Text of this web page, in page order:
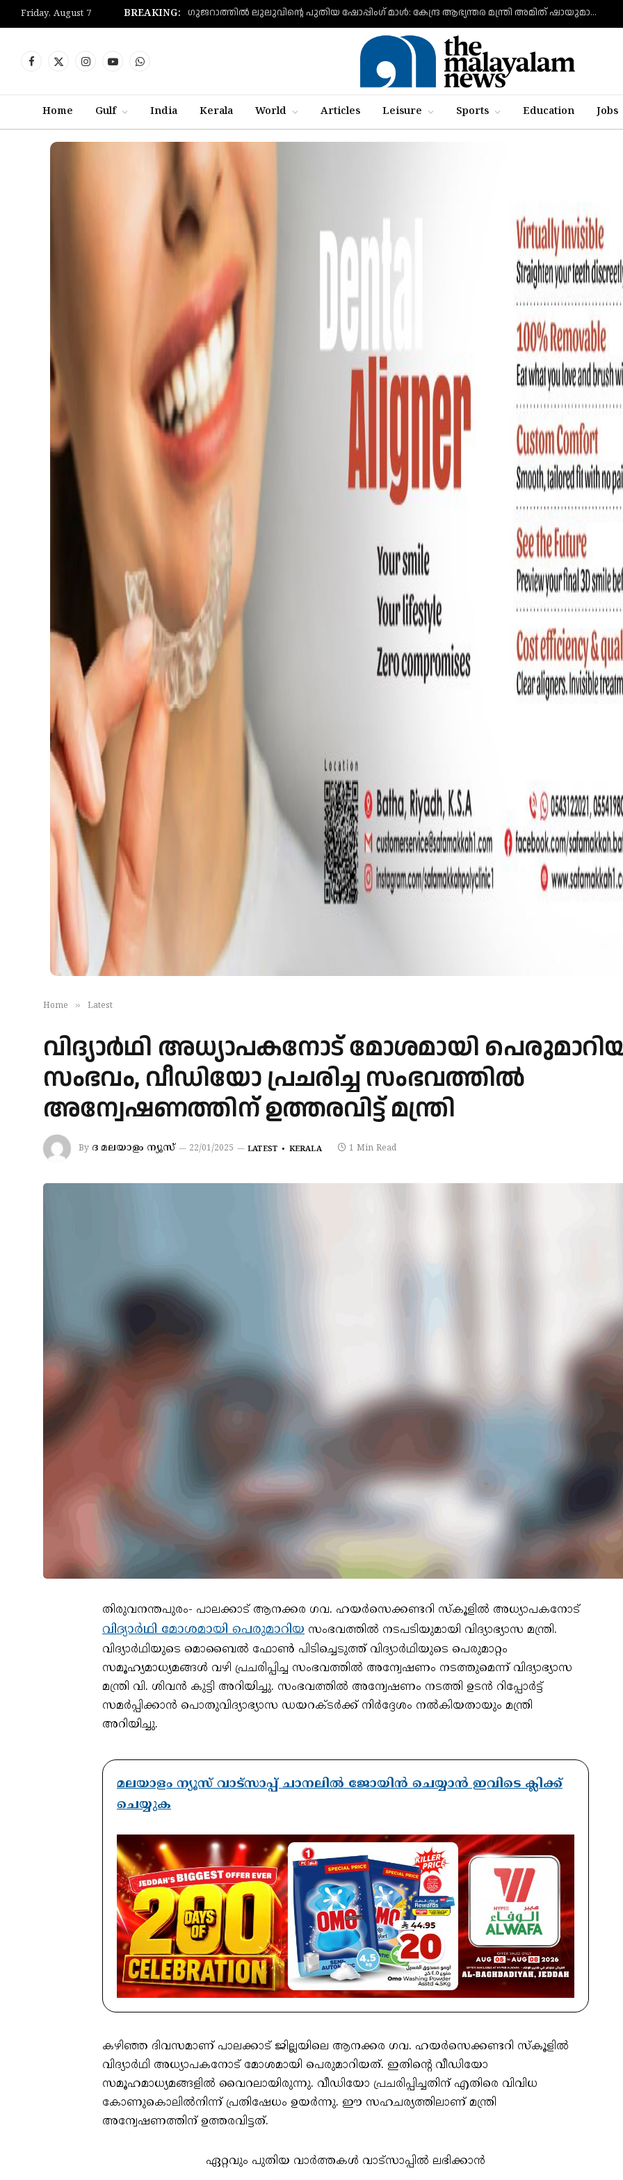
Friday, August 7 BREAKING: ഗുജറാത്തിൽ ലുലുവിന്റെ പുതിയ ഷോപ്പിംഗ് മാൾ: കേന്ദ്ര ആഭ്യന്തര മന്ത്രി അമിത് ഷായുമായി കൂടിക്കാഴ്ച നടത്തി എം.എ യൂസഫലി
Facebook
X
InstagramYouTubeWhatsApp
Home Gulf India Kerala World Articles Leisure Sports Education Jobs
Home » Latest
വിദ്യാർഥി അധ്യാപകനോട് മോശമായി
സംഭവം, വീഡിയോ പ്രചരിച്ച സംഭവത്തിൽ
അന്വേഷണത്തിന് ഉത്തരവിട്ട് മന്ത്രി
By ദ മലയാളം ന്യൂസ് 22/01/2025 LATEST KERALA 1 Min Read
തിരുവനന്തപുരം- പാലക്കാട് ആനക്കര ഗവ. ഹയർസെക്കണ്ടറി സ്കൂളിൽ അധ്യാപകനോട്
വിദ്യാർഥി മോശമായി പെരുമാറിയ സംഭവത്തിൽ നടപടിയുമായി വിദ്യാഭ്യാസ മന്ത്രി.
വിദ്യാർഥിയുടെ മൊബൈൽ ഫോൺ പിടിച്ചെടുത്ത് വിദ്യാർഥിയുടെ പെരുമാറ്റം
സമൂഹ്യമാധ്യമങ്ങൾ വഴി പ്രചരിപ്പിച്ച സംഭവത്തിൽ അന്വേഷണം നടത്തുമെന്ന് വിദ്യാഭ്യാസ
മന്ത്രി വി. ശിവൻ കുട്ടി അറിയിച്ചു. സംഭവത്തിൽ അന്വേഷണം നടത്തി ഉടൻ റിപ്പോർട്ട്
സമർപ്പിക്കാൻ പൊതുവിദ്യാഭ്യാസ ഡയറക്ടർക്ക് നിർദ്ദേശം നൽകിയതായും മന്ത്രി
അറിയിച്ചു.
മലയാളം ന്യൂസ് വാട്സാപ്പ് ചാനലിൽ ജോയിൻ ചെയ്യാൻ ഇവിടെ ക്ലിക്ക്
ചെയ്യുക
കഴിഞ്ഞ ദിവസമാണ് പാലക്കാട് ജില്ലയിലെ ആനക്കര ഗവ. ഹയർസെക്കണ്ടറി സ്കൂളിൽ
വിദ്യാർഥി അധ്യാപകനോട് മോശമായി പെരുമാറിയത്. ഇതിന്റെ വീഡിയോ
സമൂഹമാധ്യമങ്ങളിൽ വൈറലായിരുന്നു. വീഡിയോ പ്രചരിപ്പിച്ചതിന് എതിരെ വിവിധ
കോണുകൊലിൽനിന്ന് പ്രതിഷേധം ഉയർന്നു. ഈ സഹചര്യത്തിലാണ് മന്ത്രി
അന്വേഷണത്തിന് ഉത്തരവിട്ടത്.
ഏറ്റവും പുതിയ വാർത്തകൾ വാട്സാപ്പിൽ ലഭിക്കാൻ